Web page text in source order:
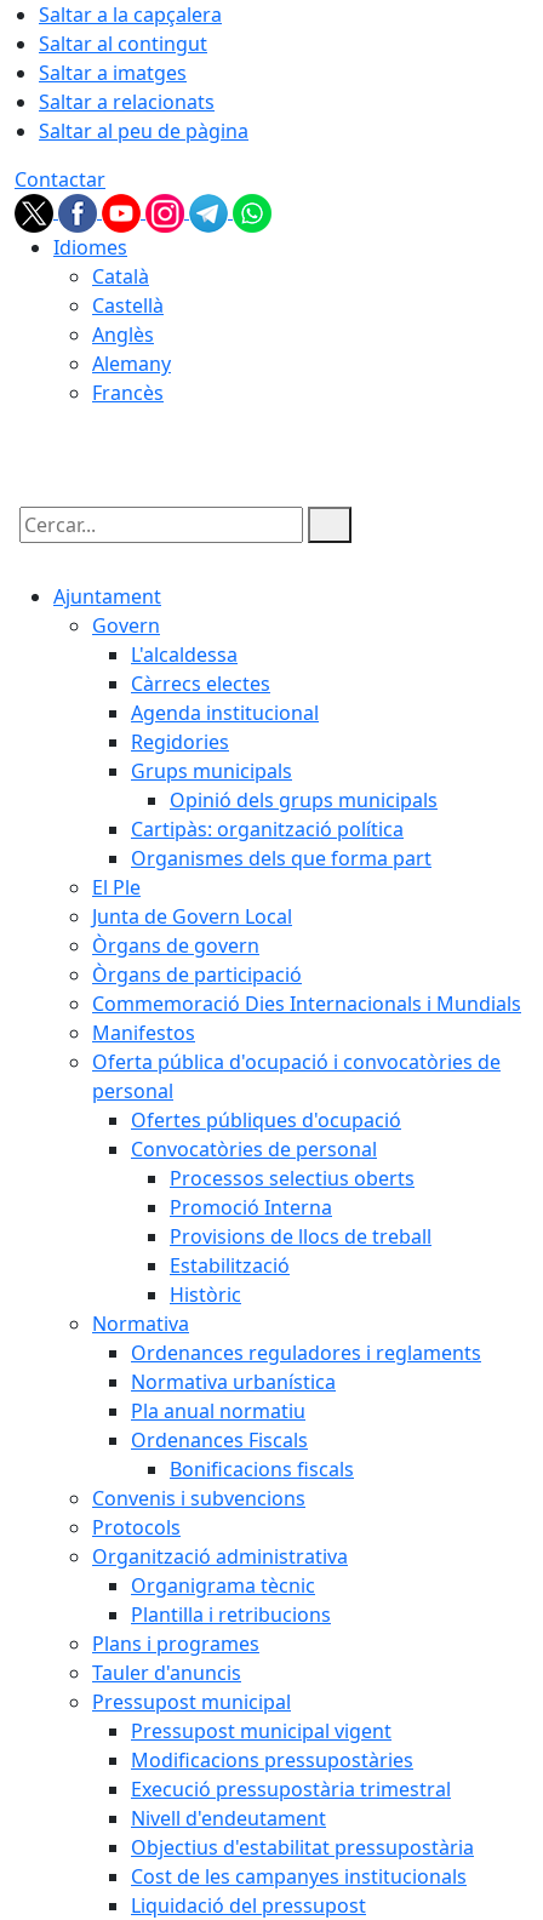
Saltar a la capçalera
Saltar al contingut
Saltar a imatges
Saltar a relacionats
Saltar al peu de pàgina
Contactar
Idiomes
Català
Castellà
Anglès
Alemany
Francès
Cercar:
Ajuntament
Govern
L'alcaldessa
Càrrecs electes
Agenda institucional
Regidories
Grups municipals
Opinió dels grups municipals
Cartipàs: organització política
Organismes dels que forma part
El Ple
Junta de Govern Local
Òrgans de govern
Òrgans de participació
Commemoració Dies Internacionals i Mundials
Manifestos
Oferta pública d'ocupació i convocatòries de
personal
Ofertes públiques d'ocupació
Convocatòries de personal
Processos selectius oberts
Promoció Interna
Provisions de llocs de treball
Estabilització
Històric
Normativa
Ordenances reguladores i reglaments
Normativa urbanística
Pla anual normatiu
Ordenances Fiscals
Bonificacions fiscals
Convenis i subvencions
Protocols
Organització administrativa
Organigrama tècnic
Plantilla i retribucions
Plans i programes
Tauler d'anuncis
Pressupost municipal
Pressupost municipal vigent
Modificacions pressupostàries
Execució pressupostària trimestral
Nivell d'endeutament
Objectius d'estabilitat pressupostària
Cost de les campanyes institucionals
Liquidació del pressupost